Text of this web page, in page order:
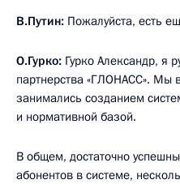
В.Путин: Пожалуйста, есть
О.Гурко: Гурко Александр, я
партнерства «ГЛОНАСС». Мы
занимались созданием
и нормативной базой.
В общем, достаточно
абонентов в системе,